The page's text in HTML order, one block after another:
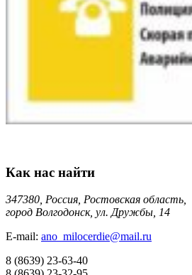
Как нас найти
347380, Россия, Ростовская область,
город Волгодонск, ул. Дружбы, 14
E-mail: ano_milocerdie@mail.ru
8 (8639) 23-63-40